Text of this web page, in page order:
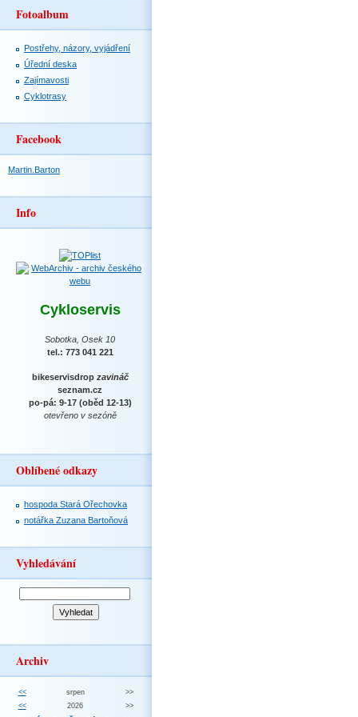
Fotoalbum
Postřehy, názory, vyjádření
Úřední deska
Zajímavosti
Cyklotrasy
Facebook
Martin.Barton
Info
Cykloservis
Sobotka, Osek 10
tel.: 773 041 221
bikeservisdrop zavináč
seznam.cz
po-pá: 9-17 (oběd 12-13)
otevřeno v sezóně
Oblíbené odkazy
hospoda Stará Ořechovka
notářka Zuzana Bartoňová
Vyhledávání
Archiv
<< srpen
>>
<<
2026 >>